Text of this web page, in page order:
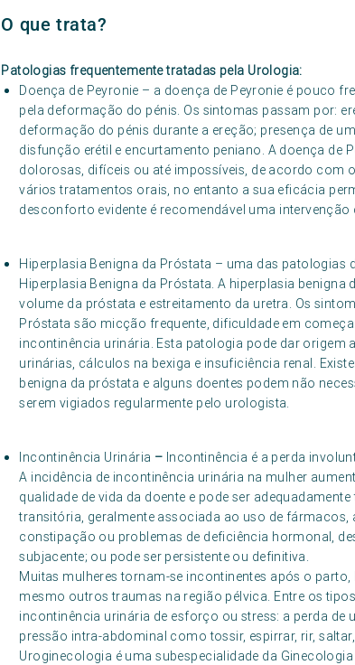
O que trata?
Patologias frequentemente tratadas pela Urologia:
Doença de Peyronie – a doença de Peyronie é pouco
pela deformação do pénis. Os sintomas passam por:
deformação do pénis durante a ereção; presença de
disfunção erétil e encurtamento peniano. A doença de
dolorosas, difíceis ou até impossíveis, de acordo com
vários tratamentos orais, no entanto a sua eficácia
desconforto evidente é recomendável uma intervenção
Hiperplasia Benigna da Próstata – uma das patologias
Hiperplasia Benigna da Próstata. A hiperplasia
volume da próstata e estreitamento da uretra. Os
Próstata são micção frequente, dificuldade em
incontinência urinária. Esta patologia pode dar
urinárias, cálculos na bexiga e insuficiência renal.
benigna da próstata e alguns doentes podem não
serem vigiados regularmente pelo urologista.
Incontinência Urinária – Incontinência é a perda
A incidência de incontinência urinária na mulher
qualidade de vida da doente e pode ser
transitória, geralmente associada ao uso de
constipação ou problemas de deficiência hormonal,
subjacente; ou pode ser persistente ou definitiva.
Muitas mulheres tornam-se incontinentes após o
mesmo outros traumas na região pélvica. Entre os
incontinência urinária de esforço ou stress: a perda
pressão intra-abdominal como tossir, espirrar, rir,
Uroginecologia é uma subespecialidade da